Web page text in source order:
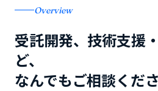
Overview
受託開発、技術支援
ど、
なんでもご相談くだ